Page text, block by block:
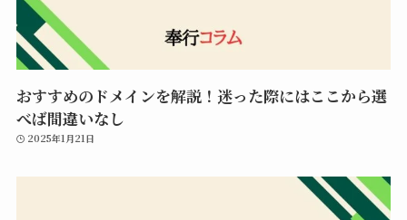
おすすめのドメインを解説！迷った際にはここから選
べば間違いなし
2025年1月21日